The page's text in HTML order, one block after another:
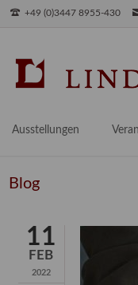
+49 (0)3447 8955-430
Ausstellungen
Aktuell
Blog
11
FEB
2022